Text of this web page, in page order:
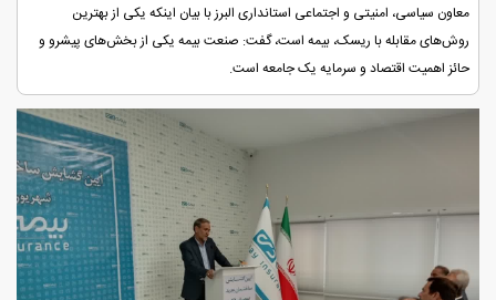
معاون سیاسی، امنیتی و اجتماعی استانداری البرز با بیان اینکه یکی از بهترین
روش‌های مقابله با ریسک، بیمه است، گفت: صنعت بیمه یکی از بخش‌های پیشرو و
حائز اهمیت اقتصاد و سرمایه یک جامعه است.